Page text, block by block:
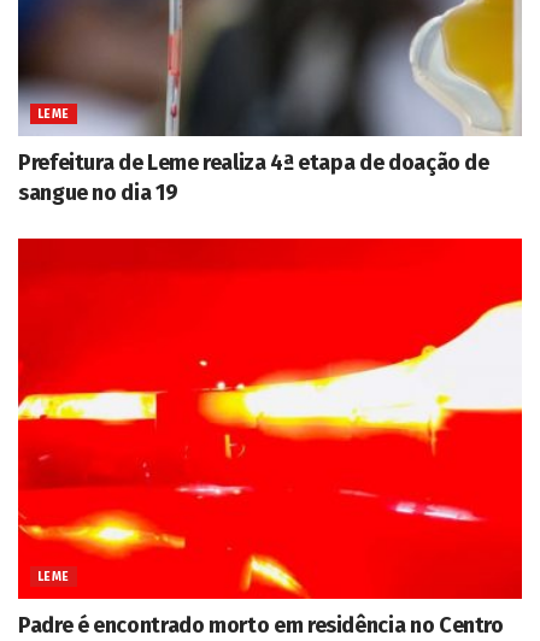
LEME
Prefeitura de Leme realiza 4ª etapa de doação de
sangue no dia 19
LEME
Padre é encontrado morto em residência no Centro